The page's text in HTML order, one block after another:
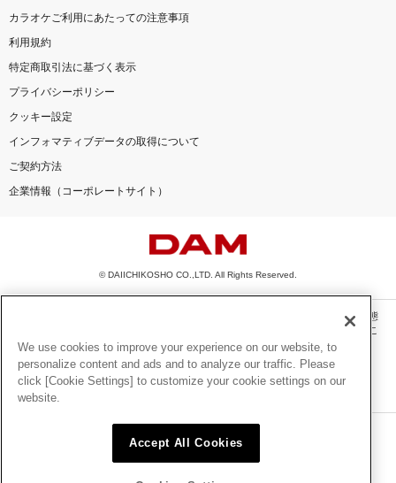
カラオケご利用にあたっての注意事項
利用規約
特定商取引法に基づく表示
プライバシーポリシー
クッキー設定
インフォマティブデータの取得について
ご契約方法
企業情報（コーポレートサイト）
© DAIICHIKOSHO CO.,LTD. All Rights Reserved.
このサイトに掲載されている一切の文章・画像・写真・動画・音声等を、手段や形態
を問わず、著作権法の定める範囲を超えて無断で複製、転載、ファイル化などするこ
とを禁じます。
楽曲及びコンテンツは、機種によりご利用いただけない場合があります。
楽曲及びコンテンツの配信日、配信内容が変更になる場合があります。
楽曲によりMYリスト保存ができない場合があります。
6602250213Y31015 6602250112Y38026 6602250240Y31015
6602250241Y45122
We use cookies to improve your experience on our website, to
personalize content and ads and to analyze our traffic. Please
click [Cookie Settings] to customize your cookie settings on our
website.
Accept All Cookies